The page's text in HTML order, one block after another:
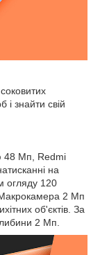
знайти свій
48 Мп, Redmi
на
огляду 120
Макрокамера 2 Мп
об'єктів. За
2 Мп.